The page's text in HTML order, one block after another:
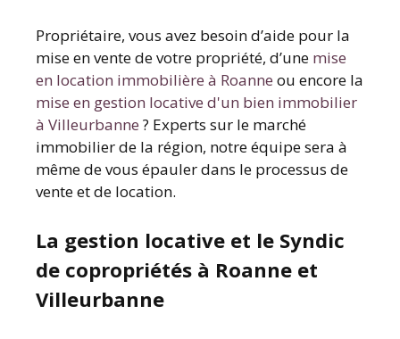
Propriétaire, vous avez besoin d’aide pour la
mise en vente de votre propriété, d’une mise
en location immobilière à Roanne ou encore la
mise en gestion locative d'un bien immobilier
à Villeurbanne ? Experts sur le marché
immobilier de la région, notre équipe sera à
même de vous épauler dans le processus de
vente et de location.
La gestion locative et le Syndic
de copropriétés à Roanne et
Villeurbanne